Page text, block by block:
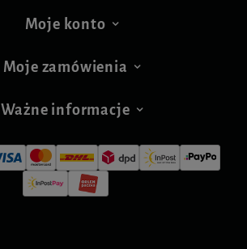
Moje konto
Moje zamówienia
Ważne informacje